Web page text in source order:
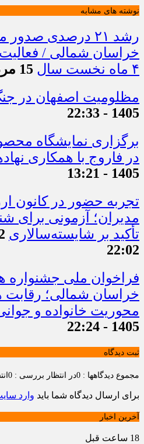
نوشته های مشابه
رشد ۲۱ درصدی
۴ ماه نخست سال
15 مرداد 1405 - 0:03
مظلومیت اصفهان در
1405 - 22:33
برگزاری نمایشگاه
در فاروج با همکاری
1405 - 13:21
تجربه حضور در کانون
مدیران؛ آزمونی برای
تأکید بر شایسته‌سالاری
22:02
فراخوان ملی جشنواره
خراسان شمالی؛ رقابت
محوریت خانواده و
1405 - 22:24
ثبت دیدگاه
مجموع دیدگاهها : 0 در انتظار بررسی : 0
برای ارسال دیدگاه شما باید وارد
آخرین اخبار
18 ساعت قبل